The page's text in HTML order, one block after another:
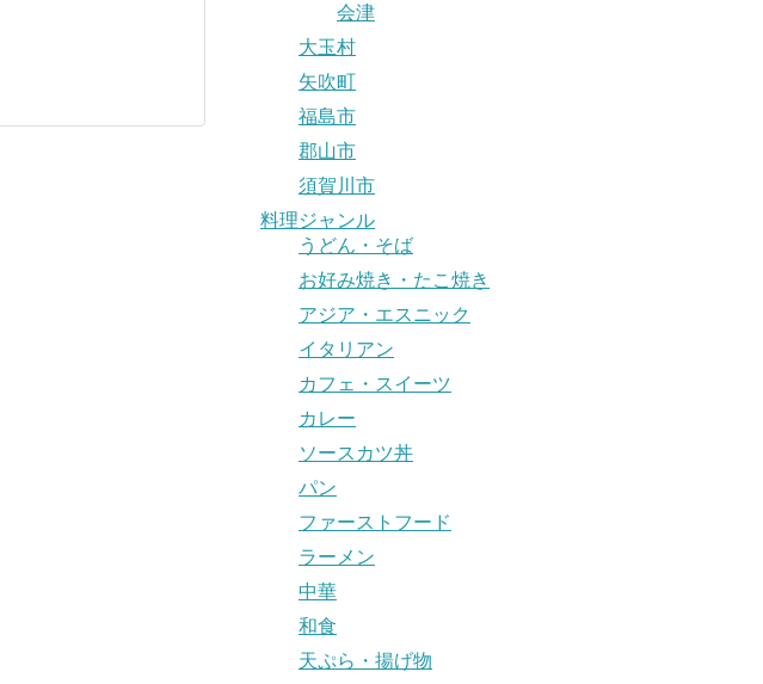
会津
大玉村
矢吹町
福島市
郡山市
須賀川市
料理ジャンル
うどん・そば
お好み焼き・たこ焼き
アジア・エスニック
イタリアン
カフェ・スイーツ
カレー
ソースカツ丼
パン
ファーストフード
ラーメン
中華
和食
天ぷら・揚げ物